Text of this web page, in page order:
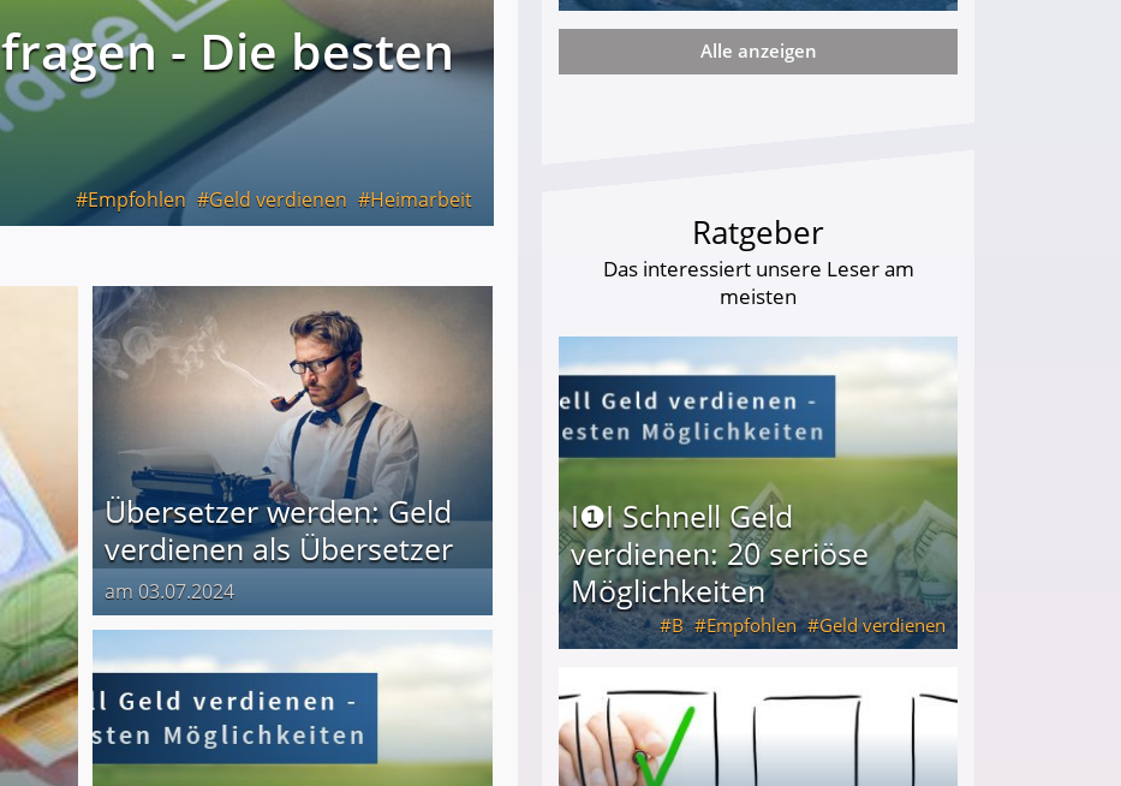
- Die besten
Empfohlen
Geld verdienen Heimarbeit
Übersetzer werden: Geld
verdienen als Übersetzer
am 03.07.2024
Nach öffentlichem Aufschrei: Hartz-IV-Bettler darf Geld behalten!
Alle anzeigen
Ratgeber
Das interessiert unsere Leser am
meisten
I❶I Schnell Geld
verdienen: 20 seriöse
Möglichkeiten
B Empfohlen Geld verdienen
I❶I Schnell Geld verdienen: 20 seriöse Möglichkeiten